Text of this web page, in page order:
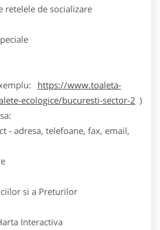
retelele de socializare
https://www.toaleta-
ecologice/bucuresti-sector-2 )
- adresa, telefoane, fax, email,
si a Preturilor
Interactiva